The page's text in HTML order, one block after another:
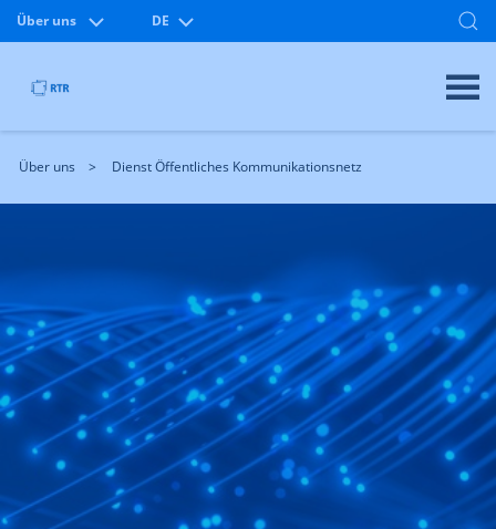
Über uns DE
Über uns Dienst Öffentliches Kommunikationsnetz